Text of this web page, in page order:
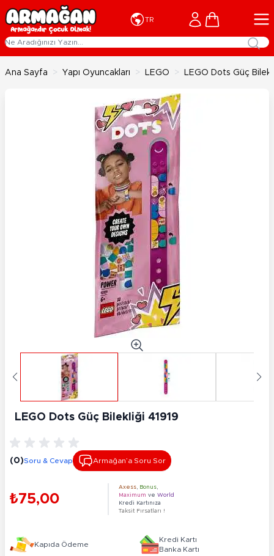
İçeriğe geç
TR Cart
Ana Sayfa > Yapı Oyuncakları > LEGO > LEGO Dots Güç
LEGO Dots Güç Bilekliği 41919
(0)Soru & Cevap Armağan’a Soru Sor
₺75,00
Axess Bonus
Maximum ve World
Kredi Kartınıza
Taksit Fırsatları !
Kapıda Ödeme
Kredi Kartı
Banka Kartı